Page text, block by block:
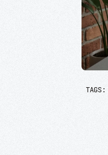
TAGS: